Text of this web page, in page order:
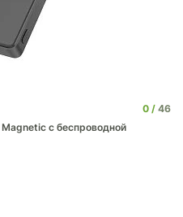
0
46
с беспроводной